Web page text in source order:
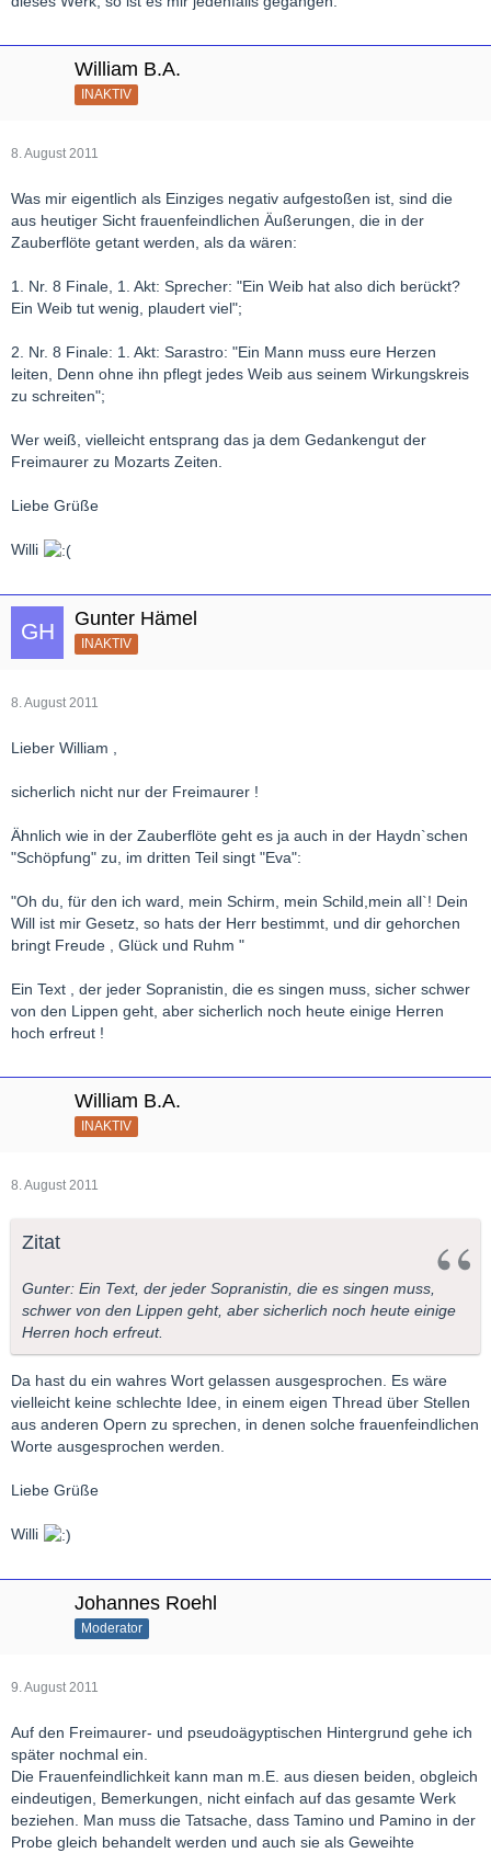
William B.A.
INAKTIV
8. August 2011
Was mir eigentlich als Einziges negativ aufgestoßen ist, sind die
aus heutiger Sicht frauenfeindlichen Äußerungen, die in der
Zauberflöte getant werden, als da wären:
1. Nr. 8 Finale, 1. Akt: Sprecher: "Ein Weib hat also dich berückt?
Ein Weib tut wenig, plaudert viel";
2. Nr. 8 Finale: 1. Akt: Sarastro: "Ein Mann muss eure Herzen
leiten, Denn ohne ihn pflegt jedes Weib aus seinem Wirkungskreis
zu schreiten";
Wer weiß, vielleicht entsprang das ja dem Gedankengut der
Freimaurer zu Mozarts Zeiten.
Liebe Grüße
Willi
Gunter Hämel
INAKTIV
8. August 2011
Lieber William ,
sicherlich nicht nur der Freimaurer !
Ähnlich wie in der Zauberflöte geht es ja auch in der Haydn`schen
"Schöpfung" zu, im dritten Teil singt "Eva":
"Oh du, für den ich ward, mein Schirm, mein Schild,mein all`! Dein
Will ist mir Gesetz, so hats der Herr bestimmt, und dir gehorchen
bringt Freude , Glück und Ruhm "
Ein Text , der jeder Sopranistin, die es singen muss, sicher schwer
von den Lippen geht, aber sicherlich noch heute einige Herren
hoch erfreut !
William B.A.
INAKTIV
8. August 2011
Zitat
Gunter: Ein Text, der jeder Sopranistin, die es singen muss,
schwer von den Lippen geht, aber sicherlich noch heute einige
Herren hoch erfreut.
Da hast du ein wahres Wort gelassen ausgesprochen. Es wäre
vielleicht keine schlechte Idee, in einem eigen Thread über Stellen
aus anderen Opern zu sprechen, in denen solche frauenfeindlichen
Worte ausgesprochen werden.
Liebe Grüße
Willi
Johannes Roehl
Moderator
9. August 2011
Auf den Freimaurer- und pseudoägyptischen Hintergrund gehe ich
später nochmal ein.
Die Frauenfeindlichkeit kann man m.E. aus diesen beiden, obgleich
eindeutigen, Bemerkungen, nicht einfach auf das gesamte Werk
beziehen. Man muss die Tatsache, dass Tamino und Pamino in der
Probe gleich behandelt werden und auch sie als Geweihte